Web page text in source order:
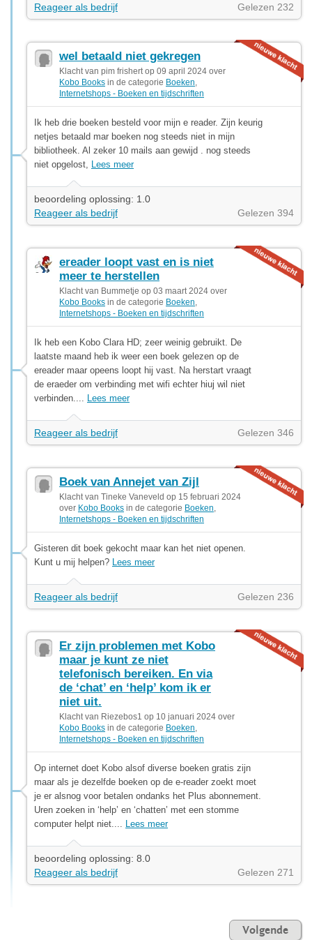
Reageer als bedrijf
Gelezen 232
wel betaald niet gekregen
Klacht van pim frishert op 09 april 2024 over
Kobo Books in de categorie Boeken
Internetshops - Boeken en tijdschriften
Ik heb drie boeken besteld voor mijn e reader. Zijn keurig
netjes betaald mar boeken nog steeds niet in mijn
bibliotheek. Al zeker 10 mails aan gewijd . nog steeds
niet opgelost, Lees meer
beoordeling oplossing: 1.0
Reageer als bedrijf
Gelezen 394
ereader loopt vast en is niet
meer te herstellen
Klacht van Bummetje op 03 maart 2024 over
Kobo Books in de categorie Boeken
Internetshops - Boeken en tijdschriften
Ik heb een Kobo Clara HD; zeer weinig gebruikt. De
laatste maand heb ik weer een boek gelezen op de
ereader maar opeens loopt hij vast. Na herstart vraagt
de eraeder om verbinding met wifi echter hiuj wil niet
verbinden.... Lees meer
Reageer als bedrijf Gelezen 346
Boek van Annejet van Zijl
Klacht van Tineke Vaneveld op 15 februari 2024
over Kobo Books in de categorie Boeken
Internetshops - Boeken en tijdschriften
Gisteren dit boek gekocht maar kan het niet openen.
Kunt u mij helpen? Lees meer
Reageer als bedrijf Gelezen 236
Er zijn problemen met Kobo
maar je kunt ze niet
telefonisch bereiken. En via
de ‘chat’ en ‘help’ kom ik er
niet uit.
Klacht van Riezebos1 op 10 januari 2024 over
Kobo Books in de categorie Boeken
Internetshops - Boeken en tijdschriften
Op internet doet Kobo alsof diverse boeken gratis zijn
maar als je dezelfde boeken op de e-reader zoekt moet
je er alsnog voor betalen ondanks het Plus abonnement.
Uren zoeken in ‘help’ en ‘chatten’ met een stomme
computer helpt niet.... Lees meer
beoordeling oplossing: 8.0
Reageer als bedrijf
Gelezen 271
Volgende